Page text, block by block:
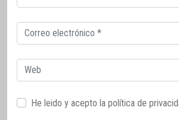
electrónico
Correo
electrónico
Web
He leido y acepto la política de